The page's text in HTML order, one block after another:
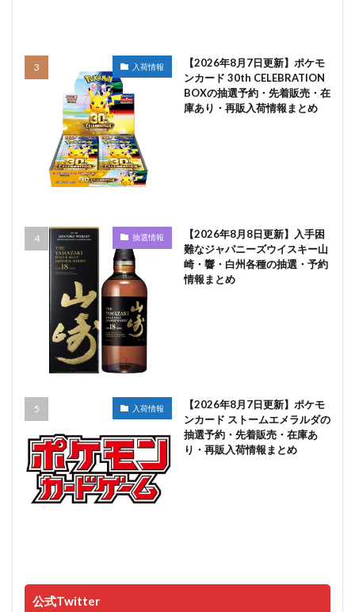
入荷情報
【2026年8月7日更新】ポケモ
ンカード 30th CELEBRATION
BOXの抽選予約・先着販売・在
庫あり・再販入荷情報まとめ
抽選情報
【2026年8月8日更新】入手困
難なジャパニーズウイスキー山
崎・響・白州各種の抽選・予約
情報まとめ
入荷情報
【2026年8月7日更新】ポケモ
ンカード ストームエメラルダの
抽選予約・先着販売・在庫あ
り・再販入荷情報まとめ
公式Twitter